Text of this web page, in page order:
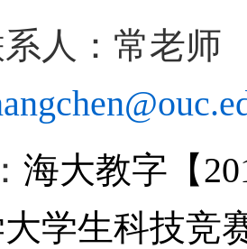
：常老师
： 海大教字【
学生科技竞